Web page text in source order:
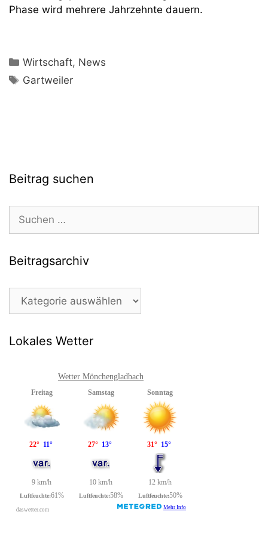
Phase wird mehrere Jahrzehnte dauern.
Kategorien
Wirtschaft, News
Schlagwörter
Gartweiler
Beitrag suchen
nach:
Beitragsarchiv
Beitragsarchiv
Lokales Wetter
Wetter Mönchengladbach